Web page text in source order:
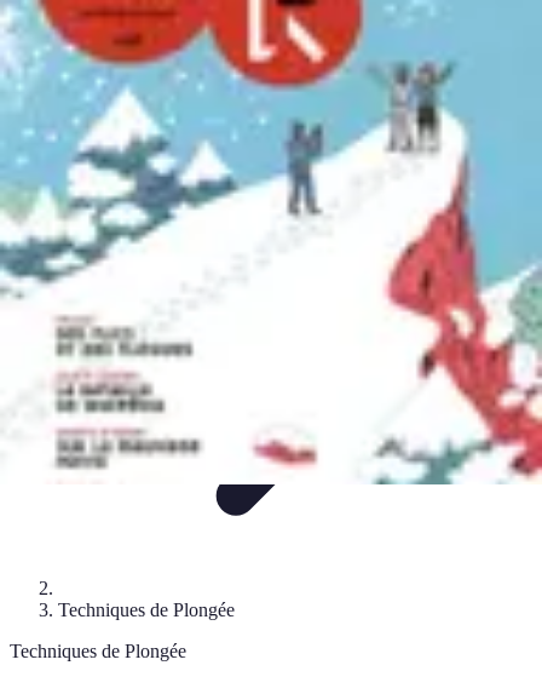
Plongée et Jet
PlongéeÉquipement Techniques Techniques de Plongée
Plongée et Jet
Techniques de Plongée
Techniques de Plongée